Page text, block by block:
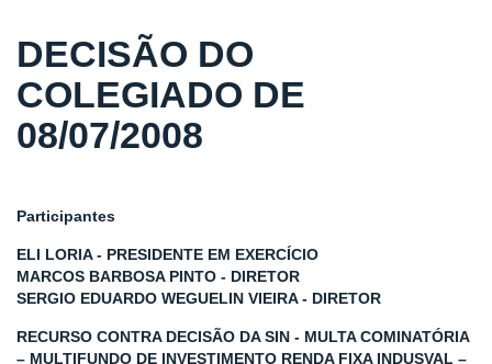
DECISÃO DO
COLEGIADO DE
08/07/2008
Participantes
ELI LORIA - PRESIDENTE EM EXERCÍCIO
MARCOS BARBOSA PINTO - DIRETOR
SERGIO EDUARDO WEGUELIN VIEIRA - DIRETOR
RECURSO CONTRA DECISÃO DA SIN - MULTA COMINATÓRIA
– MULTIFUNDO DE INVESTIMENTO RENDA FIXA INDUSVAL –